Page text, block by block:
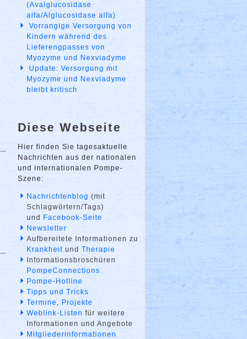
(Avalglucosidase
alfa/Alglucosidase alfa)
Vorrangige Versorgung von
Kindern während des
Lieferengpasses von
Myozyme und Nexviadyme
Update: Versorgung mit
Myozyme und Nexviadyme
bleibt kritisch
Diese Webseite
Hier finden Sie tagesaktuelle
Nachrichten aus der nationalen
und internationalen Pompe-
Szene:
Nachrichtenblog (mit
Schlagwörtern/Tags)
und
Facebook-Seite
Newsletter
Aufbereitete Informationen zu
Krankheit und Therapie
Informationsbroschüren
PompeConnections
Pompe-Hotline
Tipps und Tricks
Termine , Projekte
Weblink-Listen für weitere
Informationen und Angebote
Mitgliederinformationen